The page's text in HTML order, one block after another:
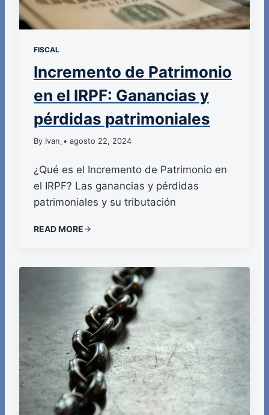
FISCAL
Incremento de Patrimonio
en el IRPF: Ganancias y
pérdidas patrimoniales
By Ivan_ • agosto 22, 2024
¿Qué es el Incremento de Patrimonio en
el IRPF? Las ganancias y pérdidas
patrimoniales y su tributación
READ MORE